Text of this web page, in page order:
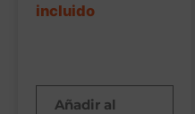
incluido
Añadir al